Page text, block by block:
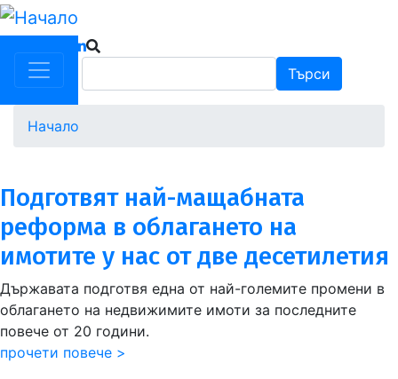
Премини
към
основното
съдържание
Търси
Начало
Подготвят най-мащабната
реформа в облагането на
имотите у нас от две десетилетия
Държавата подготвя една от най-големите промени в
облагането на недвижимите имоти за последните
повече от 20 години.
прочети повече >